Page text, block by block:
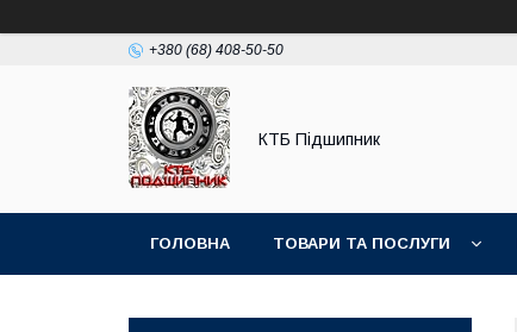
+380 (68) 408-50-50
КТБ Підшипник
ГОЛОВНА ТОВАРИ ТА ПОСЛУГИ